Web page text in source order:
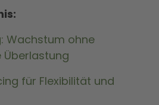
Wachstum ohne
für Flexibilität und